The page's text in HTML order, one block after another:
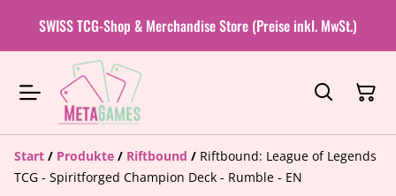
SWISS TCG-Shop & Merchandise Store (Preise inkl. MwSt.)
Start / Produkte / Riftbound / Riftbound: League of Legends
TCG - Spiritforged Champion Deck - Rumble - EN